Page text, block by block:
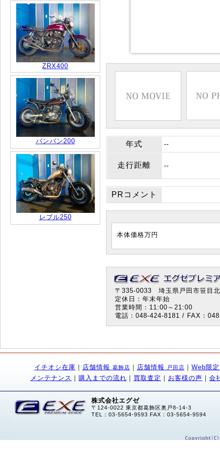
ZRX400
バンバン200
レブル250
年式 --
走行距離 --
PRコメント
本体価格万円
〒335-0033 埼玉県戸田市笹目
定休日：年末年始
営業時間：11:00～21:00
電話：048-424-8181 / FAX：
イチオシ在庫 ｜ 店舗情報 葛飾店 ｜ 店舗情報 戸田店 ｜ Web限
メンテナンス ｜ 購入までの流れ ｜ 買取査定 ｜ お客様の声 ｜ 会
株式会社エグゼ
〒124-0022 東京都葛飾区奥戸8-14-3
TEL：03-5654-9593 FAX：03-5654-9594